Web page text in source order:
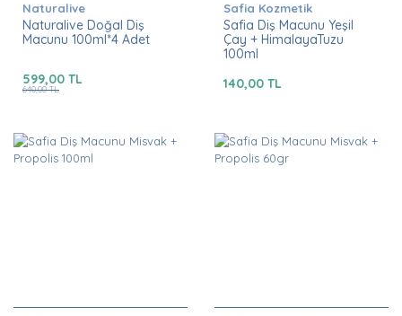
Naturalive
Naturalive Doğal Diş
Macunu 100ml*4 Adet
599,00 TL
640,00 TL
Safia Kozmetik
Safia Diş Macunu Yeşil
Çay + HimalayaTuzu
100ml
140,00 TL